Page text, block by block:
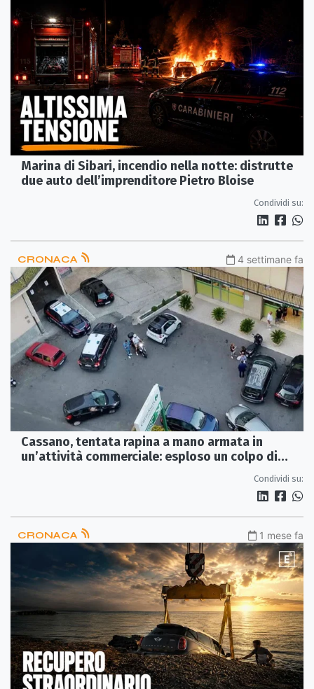
Marina di Sibari, incendio nella notte: distrutte
due auto dell’imprenditore Pietro Bloise
Condividi su:
CRONACA 4 settimane fa
Cassano, tentata rapina a mano armata in
un’attività commerciale: esploso un colpo di
Condividi su:
CRONACA 1 mese fa